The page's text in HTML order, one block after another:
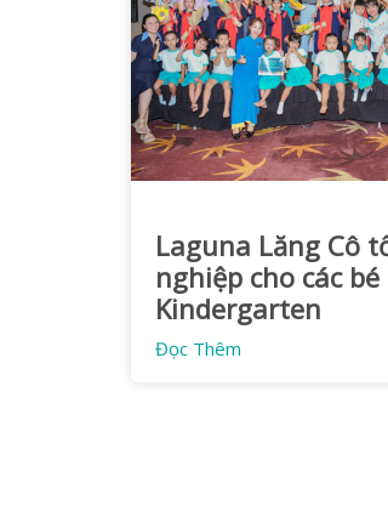
Laguna Lăng Cô
nghiệp cho các
Kindergarten
Đọc Thêm